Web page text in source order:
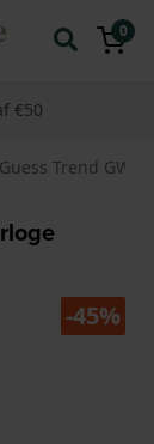
0
€50
Guess Trend
-45%